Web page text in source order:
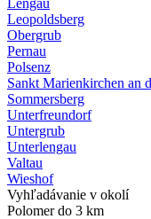
Leopoldsberg
Obergrub
Pernau
Polsenz
Sankt Marienkirchen an
Sommersberg
Unterfreundorf
Untergrub
Unterlengau
Valtau
Wieshof
Vyhľadávanie v okolí
Polomer do 3 km